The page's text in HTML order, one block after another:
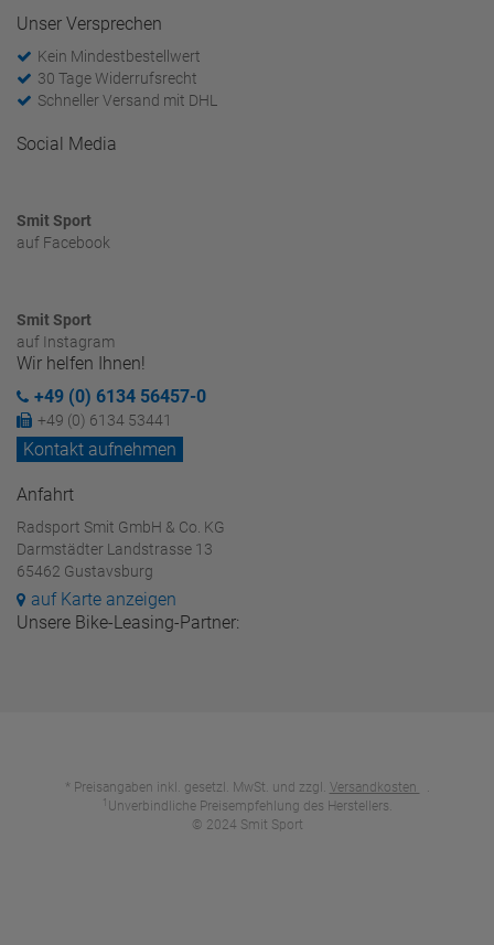
Unser Versprechen
Kein Mindestbestellwert
30 Tage Widerrufsrecht
Schneller Versand mit DHL
Social Media
Smit Sport
auf Facebook
Smit Sport
auf Instagram
Wir helfen Ihnen!
+49 (0) 6134 56457-0
+49 (0) 6134 53441
Kontakt aufnehmen
Anfahrt
Radsport Smit GmbH & Co. KG
Darmstädter Landstrasse 13
65462 Gustavsburg
auf Karte anzeigen
Unsere Bike-Leasing-Partner:
* Preisangaben inkl. gesetzl. MwSt. und zzgl. Versandkosten .
1 Unverbindliche Preisempfehlung des Herstellers.
© 2024 Smit Sport